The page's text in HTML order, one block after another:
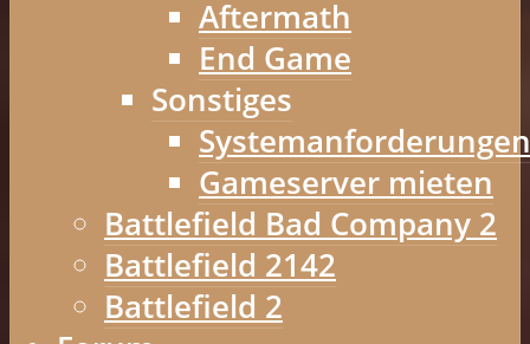
Aftermath
End Game
Sonstiges
Systemanforderungen
Gameserver mieten
Battlefield Bad Company 2
Battlefield 2142
Battlefield 2